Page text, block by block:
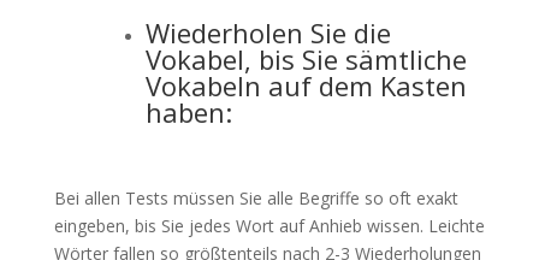
Wiederholen Sie die
Vokabel, bis Sie sämtliche
Vokabeln auf dem Kasten
haben:
Bei allen Tests müssen Sie alle Begriffe so oft exakt
eingeben, bis Sie jedes Wort auf Anhieb wissen. Leichte
Wörter fallen so größtenteils nach 2-3 Wiederholungen